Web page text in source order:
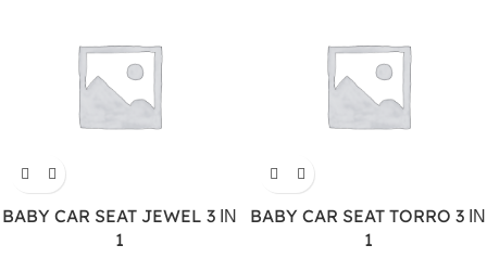
BABY CAR SEAT JEWEL 3 ΙΝ
1
BABY CAR SEAT TORRO 3 ΙΝ
1